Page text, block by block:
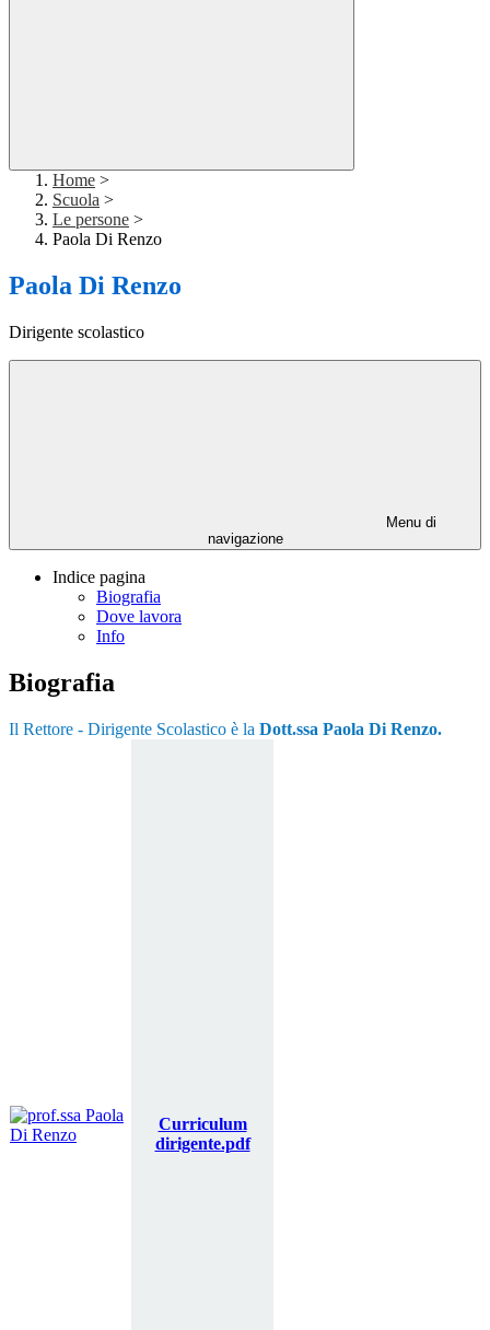
Home >
Scuola >
Le persone >
Paola Di Renzo
Paola Di Renzo
Dirigente scolastico
Menu di
navigazione
Indice pagina
Biografia
Dove lavora
Info
Biografia
Il Rettore - Dirigente Scolastico è la Dott.ssa Paola Di Renzo.
Curriculum
dirigente.pdf